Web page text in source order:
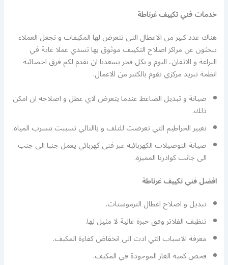
خدمات فني تكييف غرناطة
هناك عدد كبير من الاعطال التي تتعرض لها المكيفات و تجعل العملاء
يبحثون عن مراكز اصلاح التكييف موثوق بها تسدي عملا غاية في
البراعة و الاتقان، اليوم و بكل فخر يسعدنا ان نقدم لكم فرق اخصائية
انظمة تبريد مركزي تقوم بالكثير من الاعمال.
صيانة و تبديل الضاغط عندما يتعرض لاي عطل و اصلاحه ان امكن
ذلك.
تغيير الخراطيم التي تعرضت للتلف و باالتالي تسببت بتسرب المياه.
صيانة التوصيلات الكهربائية عبر فني كهربائي يعمل جنبا الى جنب
الى جانب كوادرنا المميزة.
افضل فني تكييف غرناطة
تبديل و اصلاح اعطال الترموستات.
تنظيف الفلاتر وفق خبرة عالية لا مثيل لها.
معرفة الاسباب التي ادت الى انخفاض كفاءة المكيف.
فحص كمية الغاز الموجودة في المكيف.